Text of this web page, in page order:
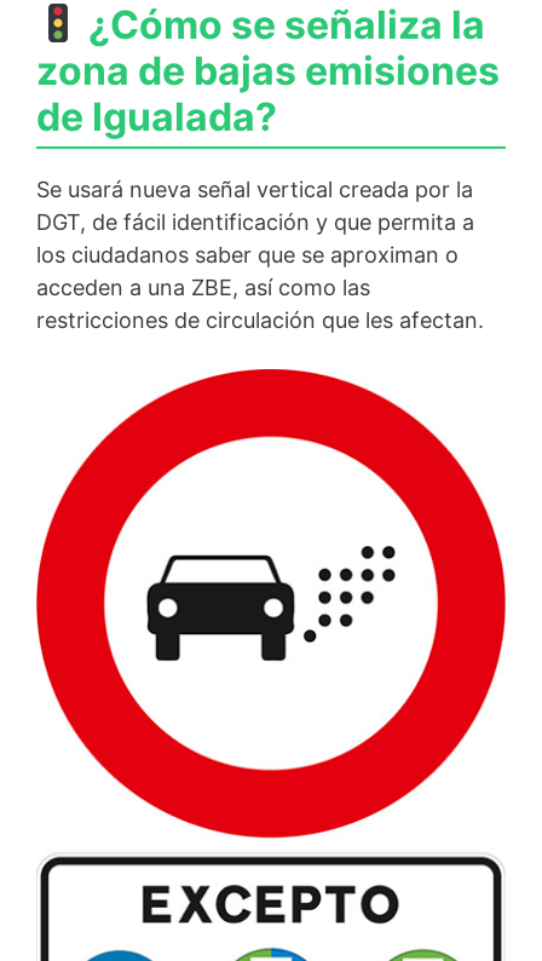
¿Cómo se señaliza la
zona de bajas emisiones
de Igualada?
Se usará nueva señal vertical creada por la
DGT, de fácil identificación y que permita a
los ciudadanos saber que se aproximan o
acceden a una ZBE, así como las
restricciones de circulación que les afectan.